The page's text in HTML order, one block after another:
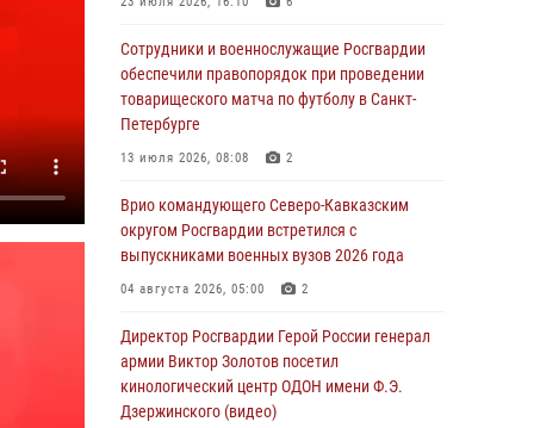
Завершился чемпионат Сибирского ордена
Жукова округа Росгвардии по служебно-
боевой стрельбе
07 августа 2026, 07:45
Застрявшую в плуге трактора мину
уничтожили росгвардейцы на Кубани
07 августа 2026, 06:49 1
25‑летии канонизации святого праведного
воина Федора Ушакова (видео)
07 августа 2026, 06:15 7 1
Сотрудники и военнослужащие Росгвардии
обеспечили правопорядок при проведении
товарищеского матча по футболу в Санкт-
Петербурге
13 июля 2026, 08:08 2
Врио командующего Северо-Кавказским
округом Росгвардии встретился с
выпускниками военных вузов 2026 года
04 августа 2026, 05:00 2
Директор Росгвардии Герой России генерал
армии Виктор Золотов посетил
кинологический центр ОДОН имени Ф.Э.
Дзержинского (видео)